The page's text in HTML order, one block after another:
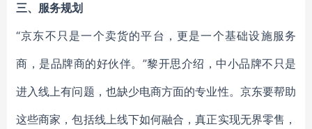
三、服务规划
“京东不只是一个卖货的平台，更是一个基础设施服务
商，是品牌商的好伙伴。”黎开思介绍，中小品牌不只是
进入线上有问题，也缺少电商方面的专业性。京东要帮助
这些商家，包括线上线下如何融合，真正实现无界零售，